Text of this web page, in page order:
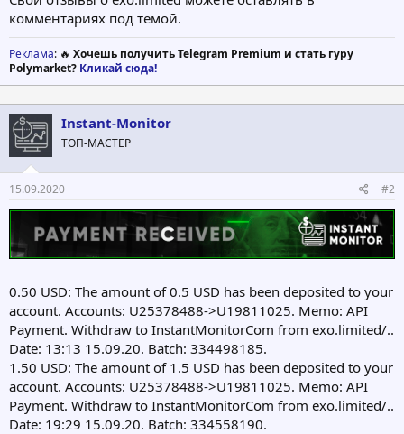
комментариях под темой.
Реклама: 🔥 Хочешь получить Telegram Premium и стать гуру
Polymarket? Кликай сюда!
Instant-Monitor
ТОП-МАСТЕР
15.09.2020 #2
0.50 USD: The amount of 0.5 USD has been deposited to your
account. Accounts: U25378488->U19811025. Memo: API
Payment. Withdraw to InstantMonitorCom from exo.limited/..
Date: 13:13 15.09.20. Batch: 334498185.
1.50 USD: The amount of 1.5 USD has been deposited to your
account. Accounts: U25378488->U19811025. Memo: API
Payment. Withdraw to InstantMonitorCom from exo.limited/..
Date: 19:29 15.09.20. Batch: 334558190.